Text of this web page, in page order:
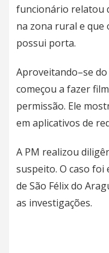
funcionário relatou
na zona rural e
possui porta.
Aproveitando–se
começou a fazer
permissão. Ele
em aplicativos de
A PM realizou
suspeito. O caso foi
de São Félix do
as investigações.